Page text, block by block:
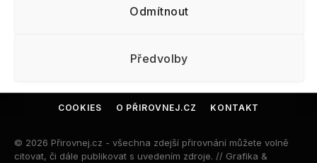
Odmítnout
Předvolby
COOKIES
O PŘIROVNEJ.CZ KONTAKT
© 2026 Přirovnej.cz - všechna zdejší přirovnání můžete volně
citovat, či dále publikovat s uvedením zdroje. // Grafika &